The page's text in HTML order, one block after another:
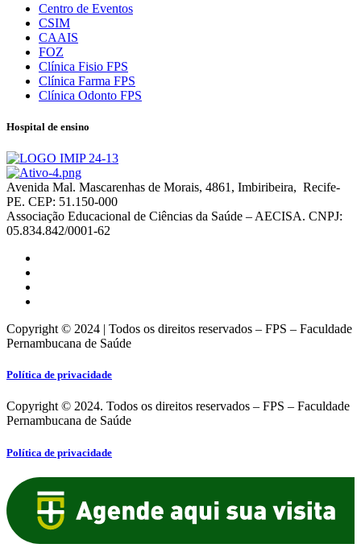
Centro de Eventos
CSIM
CAAIS
FOZ
Clínica Fisio FPS
Clínica Farma FPS
Clínica Odonto FPS
Hospital de ensino
Avenida Mal. Mascarenhas de Morais, 4861, Imbiribeira, Recife-
PE. CEP: 51.150-000
Associação Educacional de Ciências da Saúde – AECISA. CNPJ:
05.834.842/0001-62
Copyright © 2024 | Todos os direitos reservados – FPS – Faculdade
Pernambucana de Saúde
Política de privacidade
Copyright © 2024. Todos os direitos reservados – FPS – Faculdade
Pernambucana de Saúde
Política de privacidade